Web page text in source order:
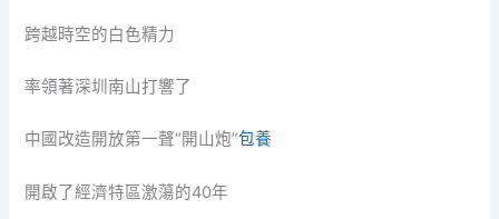
跨越時空的白色精力
率領著深圳南山打響了
中國改造開放第一聲“開山炮”包養
開啟了經濟特區激蕩的40年